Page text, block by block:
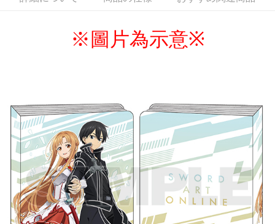
7-11取貨付款
宅配-離島(澎湖/金門/馬祖)-木棉花樂園專用
配送毎にNT$220
黑貓宅配-貨到付款
配送毎にNT$150
※圖片為示意※